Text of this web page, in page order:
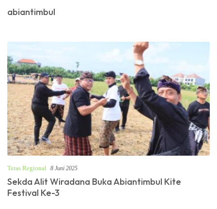
abiantimbul
Teras Regional 8 Juni 2025
Sekda Alit Wiradana Buka Abiantimbul Kite
Festival Ke-3